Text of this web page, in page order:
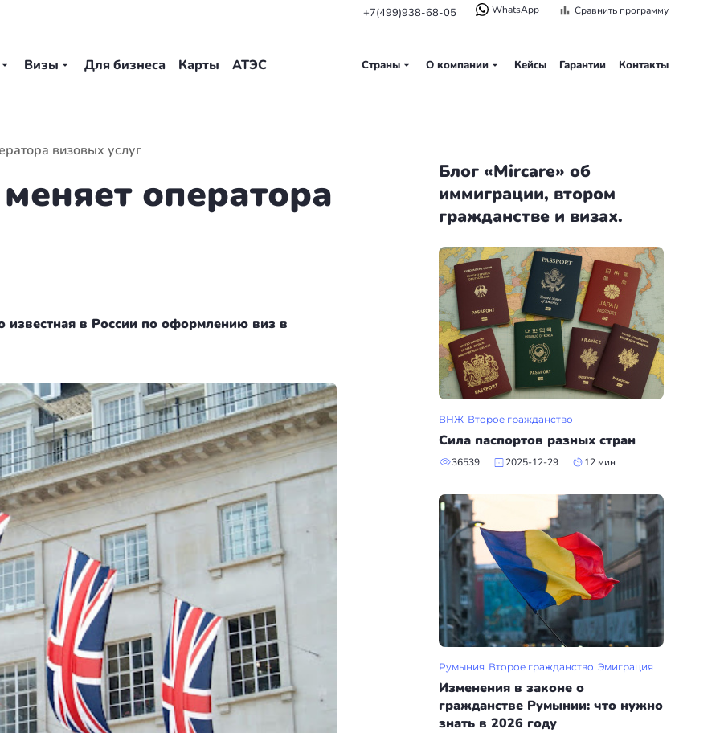
+7(499)938-68-05 WhatsApp Сравнить программу
Визы Для бизнеса Карты АТЭС Страны О компании Кейсы Гарантии Контакты
визовых услуг
оператора
известная в России по оформлению виз в
Блог «Mircare» об
иммиграции, втором
гражданстве и визах.
ВНЖ Второе гражданство
Сила паспортов разных стран
36539 2025-12-29 12 мин
Румыния Второе гражданство Эмиграция
Изменения в законе о
гражданстве Румынии: что нужно
знать в 2026 году